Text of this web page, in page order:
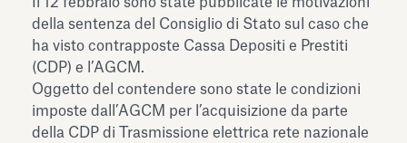
della sentenza del Consiglio di Stato sul caso che
ha visto contrapposte Cassa Depositi e Prestiti
(CDP) e l’AGCM.
Oggetto del contendere sono state le condizioni
imposte dall’AGCM per l’acquisizione da parte
della CDP di Trasmissione elettrica rete nazionale